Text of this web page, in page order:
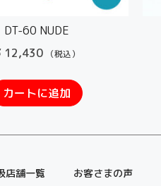
DT-60 NUDE
12,430 （税込）
カートに追加
店舗一覧 お客さまの声